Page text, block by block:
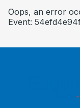
Oops, an error
Event: